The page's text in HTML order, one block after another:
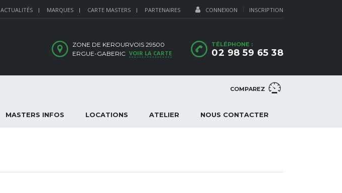
CONNEXION INSCRIPTION
ACTUALITÉS MARQUES CARTE MASTERS PARTENAIRES
TÉLÉPHONE :
02 98 59 65 38
ZONE DE KEROURVOIS 29500
ERGUE-GABERIC VOIR LA CARTE
COMPAREZ
MASTERS INFOS LOCATIONS ATELIER NOUS CONTACTER